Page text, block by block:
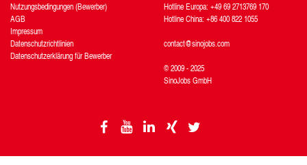
Nutzungsbedingungen (Bewerber)
AGB
Impressum
Datenschutzrichtlinien
Datenschutzerklärung für Bewerber
Hotline Europa: +49 69 2713769 170
Hotline China: +86 400 822 1055
contact@sinojobs.com
© 2009 - 2025
SinoJobs GmbH